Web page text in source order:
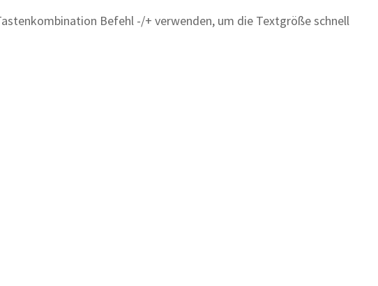
Befehl -/+ verwenden, um die Textgröße schnell